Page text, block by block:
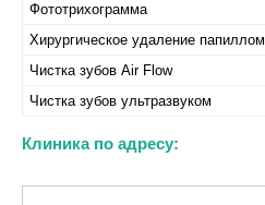
Фототрихограмма
Хирургическое удаление папиллом
Чистка зубов Air Flow
Чистка зубов ультразвуком
Клиника по адресу: